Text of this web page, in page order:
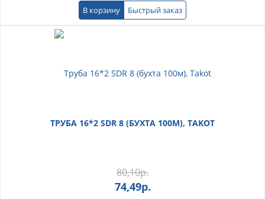
В корзину Быстрый заказ
ТРУБА 16*2 SDR 8 (БУХТА 100М), TAKOT
80,10р.
74,49р.